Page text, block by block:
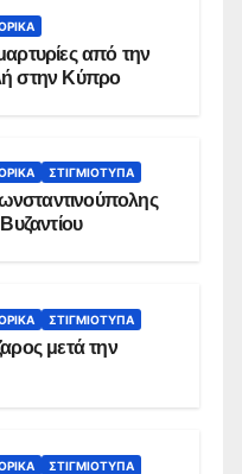
από την
στην Κύπρο
ΣΤΙΓΜΙΌΤΥΠΑ
ΣΤΙΓΜΙΌΤΥΠΑ
μετά την
ΣΤΙΓΜΙΌΤΥΠΑ